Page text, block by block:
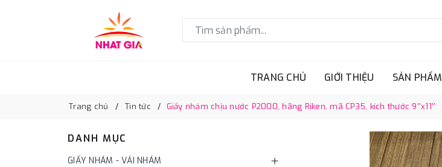
TRANG CHỦ GIỚI THIỆU SẢN PHẨM
Trang chủ Tin tức Giấy nhám chịu nước P2000, hãng Riken, mã CP35, kích thước 9''x11''
DANH MỤC
GIẤY NHÁM - VẢI NHÁM